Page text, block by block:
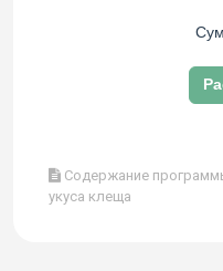
Содержание
укуса клеща